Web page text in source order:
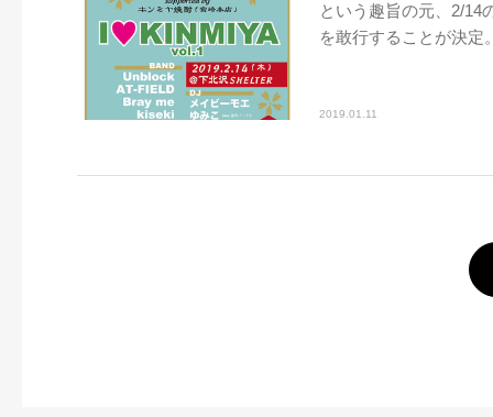
という趣旨の元、2/14
を敢行することが決定
2019.01.11